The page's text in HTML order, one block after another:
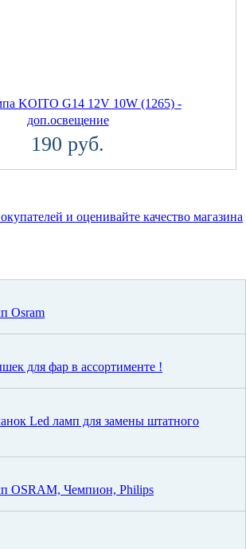
KOITO G14 12V 10W (1265) -
доп.освещение
190 руб.
Osram
для фар в ассортименте !
Led ламп для замены штатного
OSRAM, Чемпион, Philips